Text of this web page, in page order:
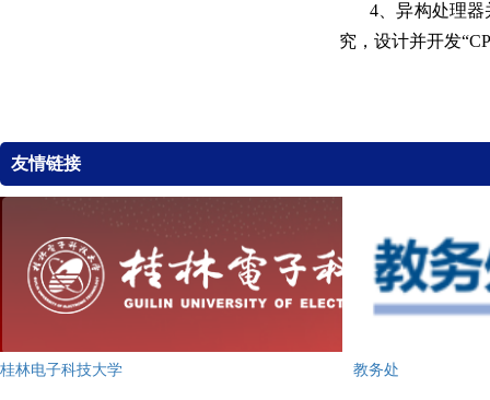
4、异构处理
究，设计并开发“
友情链接
桂林电子科技大学 教务处